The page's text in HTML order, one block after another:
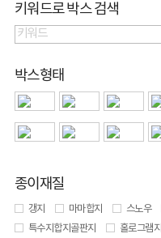
키워드로 박스 검색
박스형태
종이재질
갱지 마마합지 스노우
특수지합지골판지
홀로그램지